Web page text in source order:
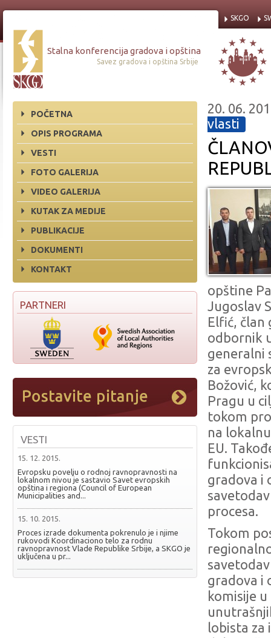
Stalna konferencija gradova i opština
Savez gradova i opština Srbije
SKGO
POČETNA
OPIS PROGRAMA
VESTI
FOTO GALERIJA
VIDEO GALERIJA
KUTAK ZA MEDIJE
PUBLIKACIJE
DOKUMENTI
KONTAKT
PARTNERI
VESTI
15. 12. 2015.
Evropsku povelju o rodnoj ravnopravnosti na
lokalnom nivou je sastavio Savet evropskih
opština i regiona (Council of European
Municipalities and...
15. 10. 2015.
Proces izrade dokumenta pokrenulo je i njime
rukovodi Koordinaciono telo za rodnu
ravnopravnost Vlade Republike Srbije, a SKGO je
uključena u pr...
20. 06.
vlasti
opštine
Jugoslav
Elfić, član
odbornik
generalni
za
Božović,
Pragu u
tokom
na
EU.
gradova i
procesa.
Tokom
gradova i
komisije
lobista za